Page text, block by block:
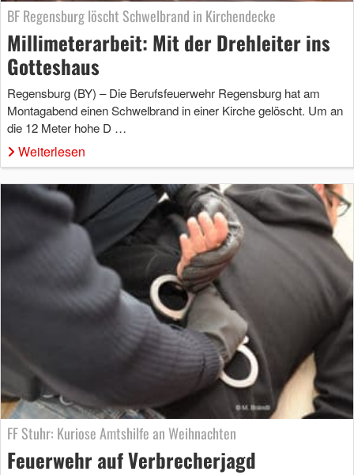
BF Regensburg löscht Schwelbrand in Kirchendecke
Millimeterarbeit: Mit der Drehleiter ins
Gotteshaus
Regensburg (BY) – Die Berufsfeuerwehr Regensburg hat am
Montagabend einen Schwelbrand in einer Kirche gelöscht. Um an
die 12 Meter hohe D …
Weiterlesen
FF Stuhr: Kuriose Amtshilfe an Weihnachten
Feuerwehr auf Verbrecherjagd